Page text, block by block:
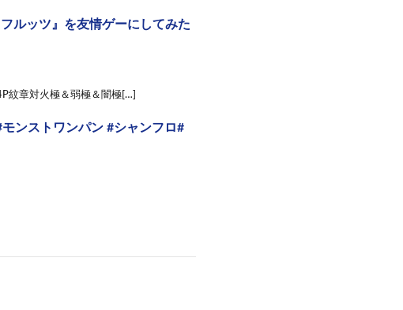
ルッツ』を友情ゲーにしてみた
紋章対火極＆弱極＆闇極[…]
ンストワンパン #シャンフロ#